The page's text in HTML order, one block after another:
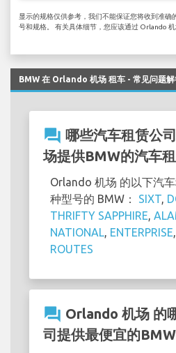
显示的规格仅供参考，我们不能保证您将收到准
号和规格。 有关具体细节，您应该通过 Orlando 机
BMW 在 Orlando 机场 租车 - 常见问题解
question_answer 哪些汽车租赁公
场提供BMW的汽车
Orlando 机场 的以下汽
种型号的 BMW： SIXT
THRIFTY SAPPHIRE
NATIONAL
ENTERPRISE
ROUTES
question_answer Orlando 机场 的
司提供最便宜的